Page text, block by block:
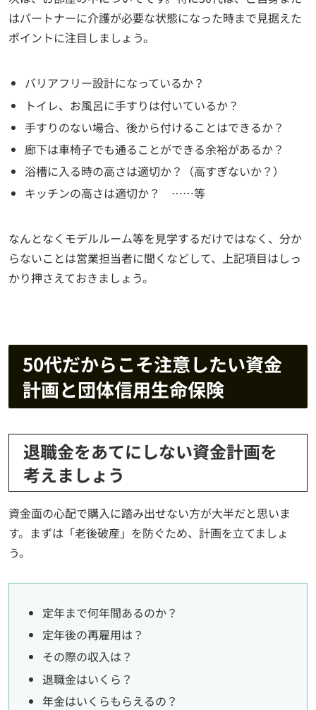
はパートナーに介護が必要な状態になった時まで見据えた
ポイントに注目しましょう。
バリアフリー設計になっているか？
トイレ、お風呂に手すりは付いているか？
手すりのない場合、後から付けることはできるか？
廊下は車椅子でも通ることができる余裕があるか？
浴槽に入る時の高さは適切か？（高すぎないか？）
キッチンの高さは適切か？ ……等
なんとなくモデルルーム等を見学するだけではなく、分か
らないことは営業担当者に聞くなどして、上記項目はしっ
かり押さえておきましょう。
50代だからこそ注意したい資金
計画と団体信用生命保険
退職金をあてにしない資金計画を
考えましょう
資金面の心配で購入に踏み出せない方が大半だと思いま
す。まずは「老後破産」を防ぐため、計画を立てましょ
う。
定年まで何年間あるのか？
定年後の再雇用は？
その際の収入は？
退職金はいくら？
年金はいくらもらえるの？